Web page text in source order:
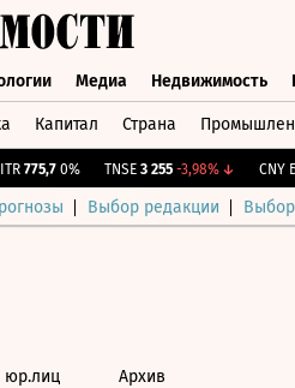
Медиа Недвижимость
Капитал Страна
775,7 0% TNSE 3 255 -3,98%↓ CNY
Выбор редакции
юр.лиц Архив